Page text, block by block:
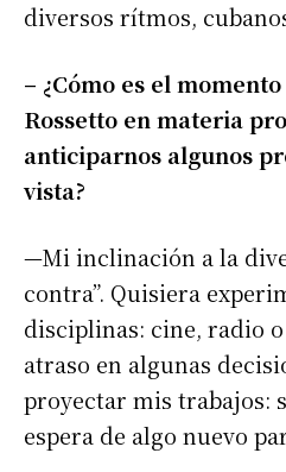
diversos rítmos,
– ¿Cómo es el
Rossetto en materia
anticiparnos algunos
vista?
—Mi inclinación a la
contra”. Quisiera
disciplinas: cine, radio
atraso en algunas
proyectar mis trabajos:
espera de algo nuevo